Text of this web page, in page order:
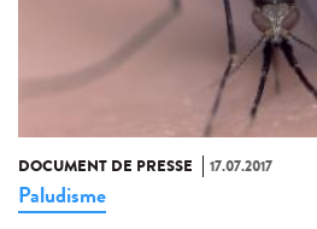
DOCUMENT DE PRESSE 17.07.2017
Paludisme